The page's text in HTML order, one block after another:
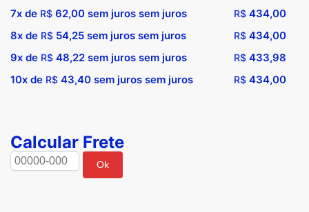
7x de R$ 62,00 sem juros sem juros R$ 434,00
8x de R$ 54,25 sem juros sem juros R$ 434,00
9x de R$ 48,22 sem juros sem juros R$ 433,98
10x de R$ 43,40 sem juros sem juros R$ 434,00
Calcular Frete
Ok